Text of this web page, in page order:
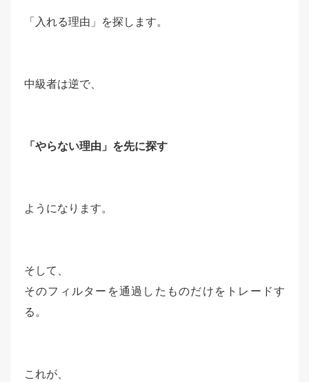
「入れる理由」を探します。
中級者は逆で、
「やらない理由」を先に探す
ようになります。
そして、
そのフィルターを通過したものだけをトレードす
る。
これが、